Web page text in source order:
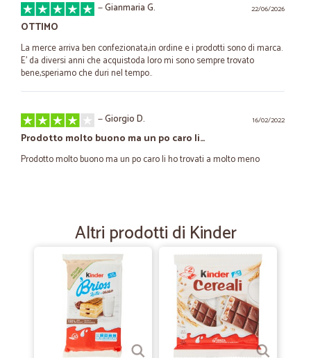
22/06/2026
—Gianmaria G.
OTTIMO
La merce arriva ben confezionata,in ordine e i prodotti sono di marca.
E' da diversi anni che acquistoda loro mi sono sempre trovato
bene,speriamo che duri nel tempo..
16/02/2022
—Giorgio D.
Prodotto molto buono ma un po caro li…
Prodotto molto buono ma un po caro li ho trovati a molto meno
Primo acquisto su cicalia prodotti arrivati in meno di due giorni veloci
ed affidabili
08/10/2020
— Gino V.
Tutto perfetto puntualita e serieta
Tutto perfetto puntualita e serieta
Altri prodotti di Kinder